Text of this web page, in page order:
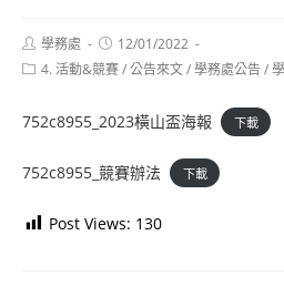
Post
author:
學務處
Post
published:
12/01/2022
Post4. 活動&競賽/公告來文/學務處公告/
752c8955_2023橫山盃海報 下載
752c8955_競賽辦法 下載
Post Views: 130